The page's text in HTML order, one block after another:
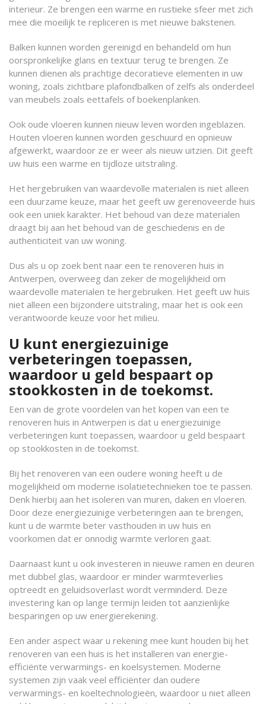
interieur. Ze brengen een warme en rustieke sfeer met zich
mee die moeilijk te repliceren is met nieuwe bakstenen.
Balken kunnen worden gereinigd en behandeld om hun
oorspronkelijke glans en textuur terug te brengen. Ze
kunnen dienen als prachtige decoratieve elementen in uw
woning, zoals zichtbare plafondbalken of zelfs als onderdeel
van meubels zoals eettafels of boekenplanken.
Ook oude vloeren kunnen nieuw leven worden ingeblazen.
Houten vloeren kunnen worden geschuurd en opnieuw
afgewerkt, waardoor ze er weer als nieuw uitzien. Dit geeft
uw huis een warme en tijdloze uitstraling.
Het hergebruiken van waardevolle materialen is niet alleen
een duurzame keuze, maar het geeft uw gerenoveerde huis
ook een uniek karakter. Het behoud van deze materialen
draagt bij aan het behoud van de geschiedenis en de
authenticiteit van uw woning.
Dus als u op zoek bent naar een te renoveren huis in
Antwerpen, overweeg dan zeker de mogelijkheid om
waardevolle materialen te hergebruiken. Het geeft uw huis
niet alleen een bijzondere uitstraling, maar het is ook een
verantwoorde keuze voor het milieu.
U kunt energiezuinige
verbeteringen toepassen,
waardoor u geld bespaart op
stookkosten in de toekomst.
Een van de grote voordelen van het kopen van een te
renoveren huis in Antwerpen is dat u energiezuinige
verbeteringen kunt toepassen, waardoor u geld bespaart
op stookkosten in de toekomst.
Bij het renoveren van een oudere woning heeft u de
mogelijkheid om moderne isolatietechnieken toe te passen.
Denk hierbij aan het isoleren van muren, daken en vloeren.
Door deze energiezuinige verbeteringen aan te brengen,
kunt u de warmte beter vasthouden in uw huis en
voorkomen dat er onnodig warmte verloren gaat.
Daarnaast kunt u ook investeren in nieuwe ramen en deuren
met dubbel glas, waardoor er minder warmteverlies
optreedt en geluidsoverlast wordt verminderd. Deze
investering kan op lange termijn leiden tot aanzienlijke
besparingen op uw energierekening.
Een ander aspect waar u rekening mee kunt houden bij het
renoveren van een huis is het installeren van energie-
efficiënte verwarmings- en koelsystemen. Moderne
systemen zijn vaak veel efficiënter dan oudere
verwarmings- en koeltechnologieën, waardoor u niet alleen